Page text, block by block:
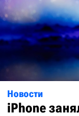
Новости
iPhone